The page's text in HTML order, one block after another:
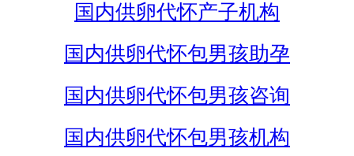
国内供卵代怀产子机构
国内供卵代怀包男孩助孕
国内供卵代怀包男孩咨询
国内供卵代怀包男孩机构